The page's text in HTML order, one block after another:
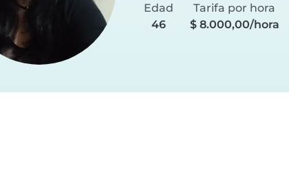
Edad
46
Tarifa por hora
$ 8.000,00/hora